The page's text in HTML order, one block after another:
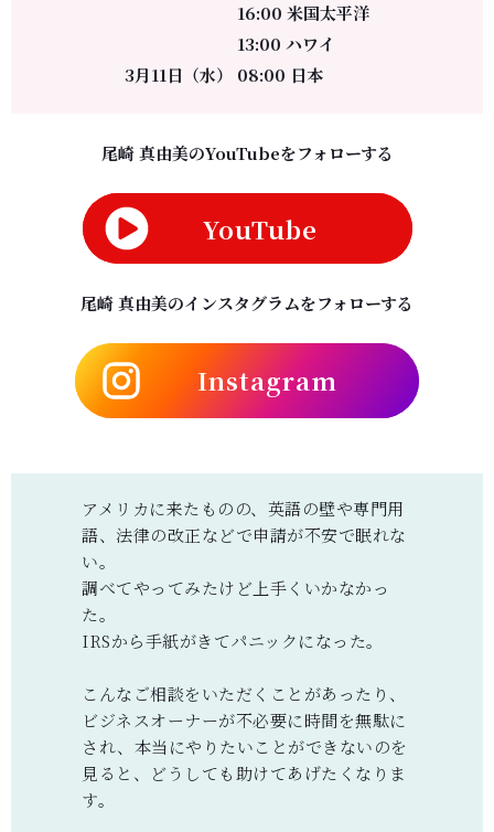
16:00 米国太平洋
13:00 ハワイ
3月11日（水） 08:00 日本
尾崎 真由美のYouTubeをフォローする
YouTube
尾崎 真由美のインスタグラムをフォローする
Instagram
アメリカに来たものの、英語の壁や専門用
語、法律の改正などで申請が不安で眠れな
い。
調べてやってみたけど上手くいかなかっ
た。
IRSから手紙がきてパニックになった。
こんなご相談をいただくことがあったり、
ビジネスオーナーが不必要に時間を無駄に
され、本当にやりたいことができないのを
見ると、どうしても助けてあげたくなりま
す。